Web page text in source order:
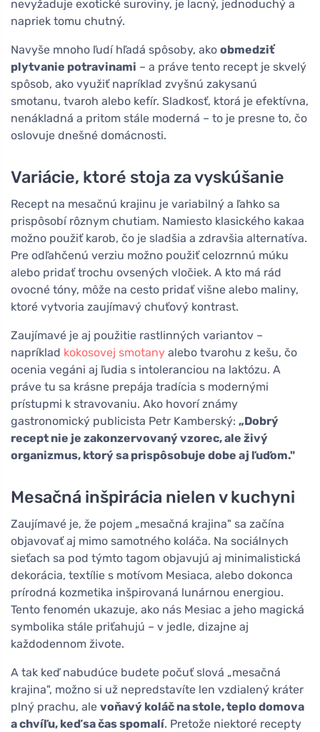
nevyžaduje exotické suroviny, je lacný, jednoduchý a
napriek tomu chutný.
Navyše mnoho ľudí hľadá spôsoby, ako obmedziť
plytvanie potravinami – a práve tento recept je skvelý
spôsob, ako využiť napríklad zvyšnú zakysanú
smotanu, tvaroh alebo kefír. Sladkosť, ktorá je efektívna,
nenákladná a pritom stále moderná – to je presne to, čo
oslovuje dnešné domácnosti.
Variácie, ktoré stoja za vyskúšanie
Recept na mesačnú krajinu je variabilný a ľahko sa
prispôsobí rôznym chutiam. Namiesto klasického kakaa
možno použiť karob, čo je sladšia a zdravšia alternatíva.
Pre odľahčenú verziu možno použiť celozrnnú múku
alebo pridať trochu ovsených vločiek. A kto má rád
ovocné tóny, môže na cesto pridať višne alebo maliny,
ktoré vytvoria zaujímavý chuťový kontrast.
Zaujímavé je aj použitie rastlinných variantov –
napríklad kokosovej smotany alebo tvarohu z kešu, čo
ocenia vegáni aj ľudia s intoleranciou na laktózu. A
práve tu sa krásne prepája tradícia s modernými
prístupmi k stravovaniu. Ako hovorí známy
gastronomický publicista Petr Kamberský: „Dobrý
recept nie je zakonzervovaný vzorec, ale živý
organizmus, ktorý sa prispôsobuje dobe aj ľuďom."
Mesačná inšpirácia nielen v kuchyni
Zaujímavé je, že pojem „mesačná krajina" sa začína
objavovať aj mimo samotného koláča. Na sociálnych
sieťach sa pod týmto tagom objavujú aj minimalistická
dekorácia, textílie s motívom Mesiaca, alebo dokonca
prírodná kozmetika inšpirovaná lunárnou energiou.
Tento fenomén ukazuje, ako nás Mesiac a jeho magická
symbolika stále priťahujú – v jedle, dizajne aj
každodennom živote.
A tak keď nabudúce budete počuť slová „mesačná
krajina", možno si už nepredstavíte len vzdialený kráter
plný prachu, ale voňavý koláč na stole, teplo domova
a chvíľu, keď sa čas spomalí. Pretože niektoré recepty